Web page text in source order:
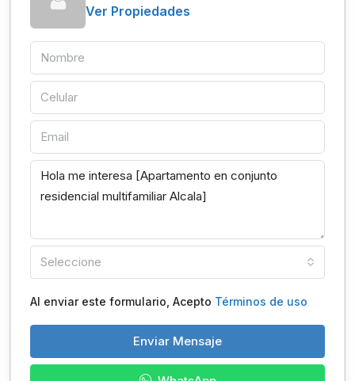
Ver Propiedades
Seleccione
Al enviar este formulario, Acepto Términos de uso
Enviar Mensaje